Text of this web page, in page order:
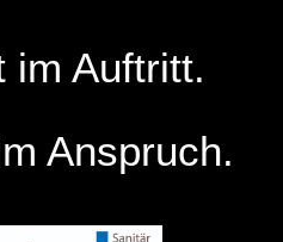
im Auftritt.
Anspruch.